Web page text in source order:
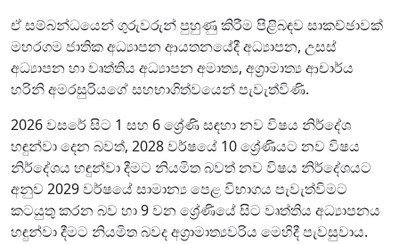
ඒ සම්බන්ධයෙන් ගුරුවරුන් පුහුණු කිරීම පිළිබඳව සාකච්ඡාවක්
මහරගම ජාතික අධ්‍යාපන ආයතනයේදී අධ්‍යාපන, උසස්
අධ්‍යාපන හා වෘත්තිය අධ්‍යාපන අමාත්‍ය, අග්‍රාමාත්‍ය ආචාර්ය
හරිනි අමරසුරියගේ සහභාගිත්වයෙන් පැවැත්විණි.
2026 වසරේ සිට 1 සහ 6 ශ්‍රේණි සඳහා නව විෂය නිර්දේශ
හඳුන්වා දෙන බවත්, 2028 වර්ෂයේ 10 ශ්‍රේණියට නව විෂය
නිර්දේශය හඳුන්වා දීමට නියමිත බවත් නව විෂය නිර්දේශයට
අනුව 2029 වර්ෂයේ සාමාන්‍ය පෙළ විභාගය පැවැත්විමට
කටයුතු කරන බව හා 9 වන ශ්‍රේණියේ සිට වෘත්තිය අධ්‍යාපනය
හඳුන්වා දීමට නියමිත බවද අග්‍රාමාත්‍යවරිය මෙහිදී පැවසුවාය.